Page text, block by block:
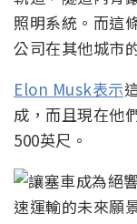
照明系統。而這
公司在其他城市
Elon Musk表示
成，而且現在他
500英尺。